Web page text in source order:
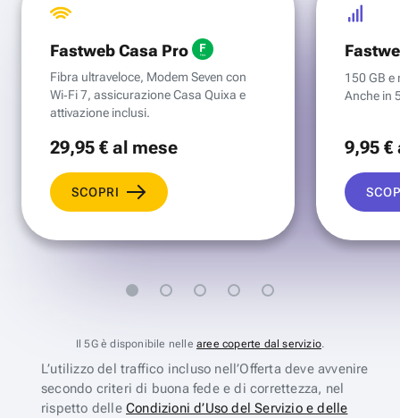
Fastweb Casa Pro
Fibra ultraveloce, Modem Seven con
Wi‑Fi 7, assicurazione Casa Quixa e
attivazione inclusi.
29,95 €al mese
SCOPRI
150 GB e
Anche in
9,95 €
Il 5G è disponibile nelle aree coperte dal servizio.
L’utilizzo del traffico incluso nell’Offerta deve avvenire
secondo criteri di buona fede e di correttezza, nel
rispetto delle Condizioni d’Uso del Servizio e delle